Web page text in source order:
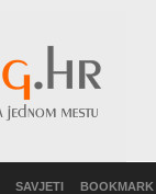
SAVJETI BOOKMARK